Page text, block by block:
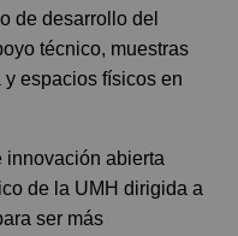
de desarrollo del
técnico, muestras
espacios físicos en
innovación abierta
de la UMH dirigida a
ser más